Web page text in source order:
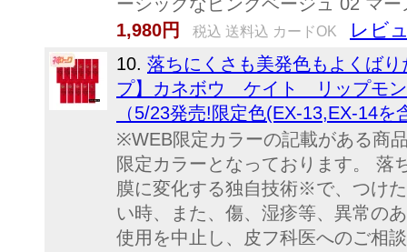
1,980円
税込 送料込 カードOK レビ
10. 落ちにくさも美発色もよくば
プ】カネボウ ケイト リップモン
（5/23発売!限定色(EX-13,EX-14を
※WEB限定カラーの記載がある商
限定カラーとなっております。 落
膜に変化する独自技術※で、つけ
い時、また、傷、湿疹等、異常の
使用を中止し、皮フ科医へのご相